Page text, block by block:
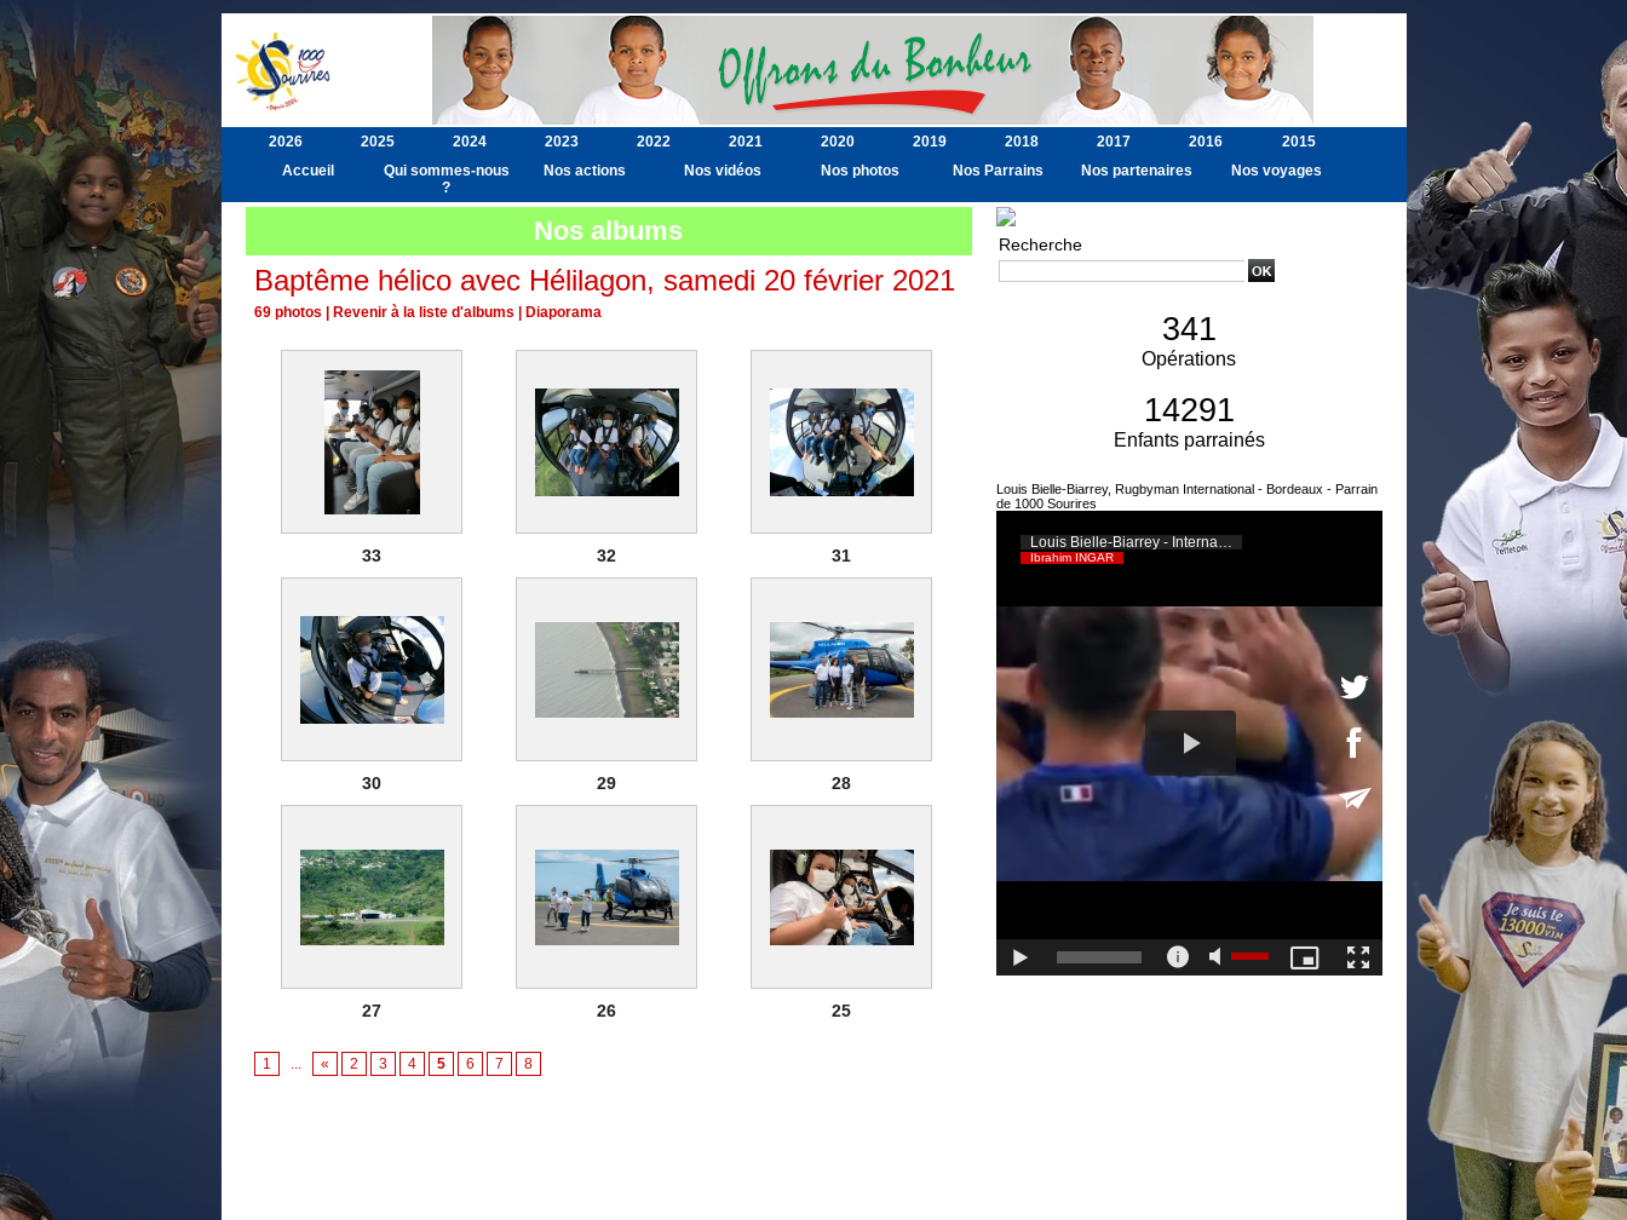
2026 2025 2024 2023 2022 2021 2020 2019 2018 2017 2016
2015
Accueil
Qui sommes-nous
?
Nos actions Nos vidéos Nos photos Nos Parrains Nos partenaires Nos voyages
Nos albums
Baptême hélico avec Hélilagon, samedi 20 février 2021
69 photos Revenir à la liste d'albums Diaporama
33 32 31
30 29 28
27 26 25
1 ... « 2 3 4 5 6 7 8
Recherche
341
Opérations
14291
Enfants parrainés
Louis Bielle-Biarrey, Rugbyman International - Bordeaux - Parrain
de 1000 Sourires